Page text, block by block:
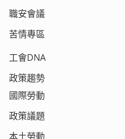
職安會議
苦情專區
工會DNA
政策趨勢
國際勞動
政策議題
本土勞動